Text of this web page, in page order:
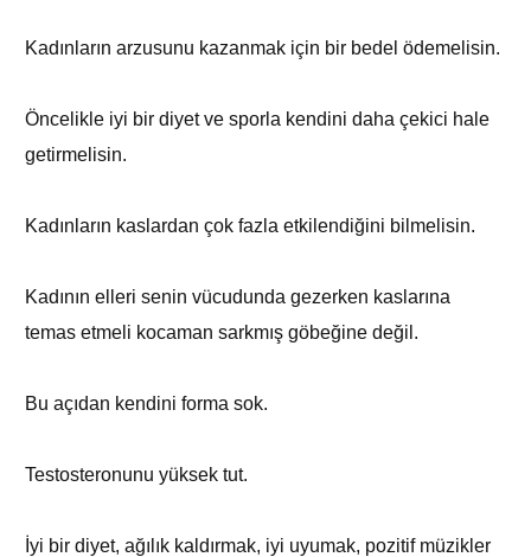
Kadınların arzusunu kazanmak için bir bedel ödemelisin.
Öncelikle iyi bir diyet ve sporla kendini daha çekici hale
getirmelisin.
Kadınların kaslardan çok fazla etkilendiğini bilmelisin.
Kadının elleri senin vücudunda gezerken kaslarına
temas etmeli kocaman sarkmış göbeğine değil.
Bu açıdan kendini forma sok.
Testosteronunu yüksek tut.
İyi bir diyet, ağılık kaldırmak, iyi uyumak, pozitif müzikler